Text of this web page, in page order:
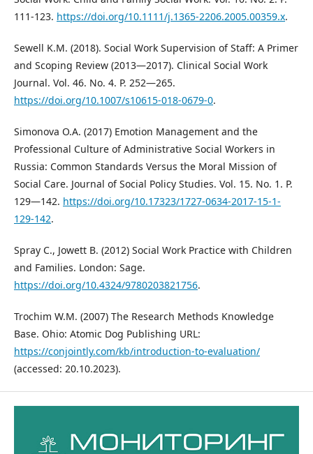
111-123. https://doi.org/10.1111/j.1365-2206.2005.00359.x.
Sewell K.M. (2018). Social Work Supervision of Staff: A Primer
and Scoping Review (2013—2017). Clinical Social Work
Journal. Vol. 46. No. 4. P. 252—265.
https://doi.org/10.1007/s10615-018-0679-0.
Simonova O.A. (2017) Emotion Management and the
Professional Culture of Administrative Social Workers in
Russia: Common Standards Versus the Moral Mission of
Social Care. Journal of Social Policy Studies. Vol. 15. No. 1. P.
129—142. https://doi.org/10.17323/1727-0634-2017-15-1-
129-142.
Spray C., Jowett B. (2012) Social Work Practice with Children
and Families. London: Sage.
https://doi.org/10.4324/9780203821756.
Trochim W.M. (2007) The Research Methods Knowledge
Base. Ohio: Atomic Dog Publishing URL:
https://conjointly.com/kb/introduction-to-evaluation/
(accessed: 20.10.2023).